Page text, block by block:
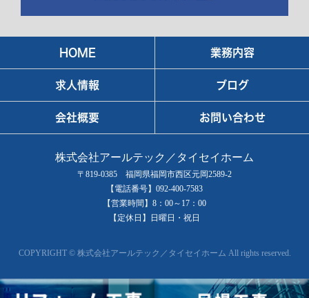
HOME 業務内容
求人情報 ブログ
会社概要 お問い合わせ
株式会社アールテック／タイセイホーム
〒819-0385 福岡県福岡市西区元岡2589-2
【電話番号】092-400-7583
【営業時間】8：00～17：00
【定休日】日曜日・祝日
COPYRIGHT © 株式会社アールテック／タイセイホーム All rights reserved.